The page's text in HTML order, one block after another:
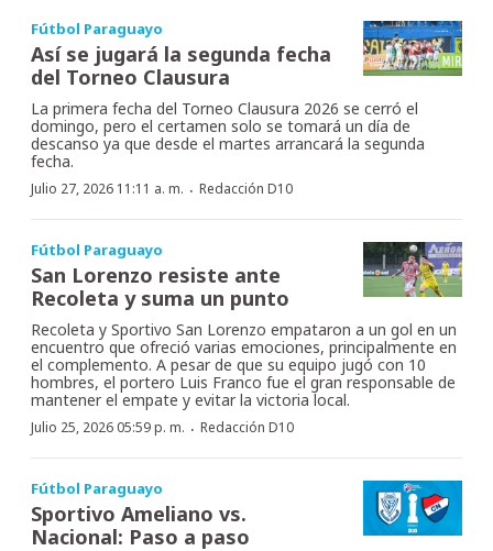
Fútbol Paraguayo
Así se jugará la segunda fecha
del Torneo Clausura
La primera fecha del Torneo Clausura 2026 se cerró el
domingo, pero el certamen solo se tomará un día de
descanso ya que desde el martes arrancará la segunda
fecha.
Julio 27, 2026 11:11 a. m. · Redacción D10
Fútbol Paraguayo
San Lorenzo resiste ante
Recoleta y suma un punto
Recoleta y Sportivo San Lorenzo empataron a un gol en un
encuentro que ofreció varias emociones, principalmente en
el complemento. A pesar de que su equipo jugó con 10
hombres, el portero Luis Franco fue el gran responsable de
mantener el empate y evitar la victoria local.
Julio 25, 2026 05:59 p. m. · Redacción D10
Fútbol Paraguayo
Sportivo Ameliano vs.
Nacional: Paso a paso